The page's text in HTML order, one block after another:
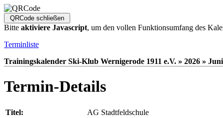
Bitte aktiviere Javascript, um den vollen Funktionsumfang des
Terminliste
Trainingskalender Ski-Klub Wernigerode 1911 e.V. » 2026 »
Termin-Details
Titel:
AG Stadtfeldschule